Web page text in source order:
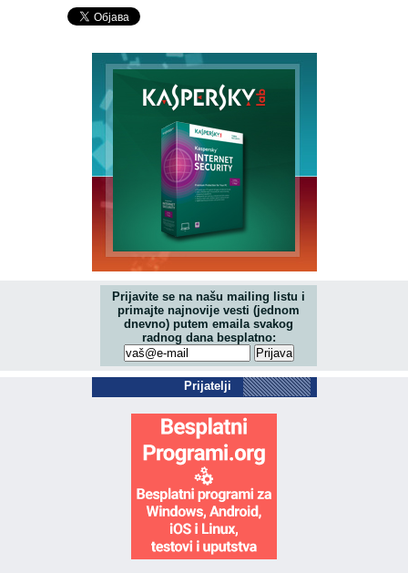
Prijavite se na našu mailing listu i
primajte najnovije vesti (jednom
dnevno) putem emaila svakog
radnog dana besplatno:
Prijatelji